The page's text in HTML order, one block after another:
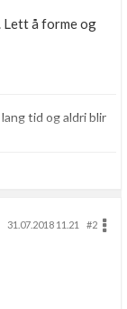
å forme og
tid og aldri blir
31.07.2018 11.21
#2